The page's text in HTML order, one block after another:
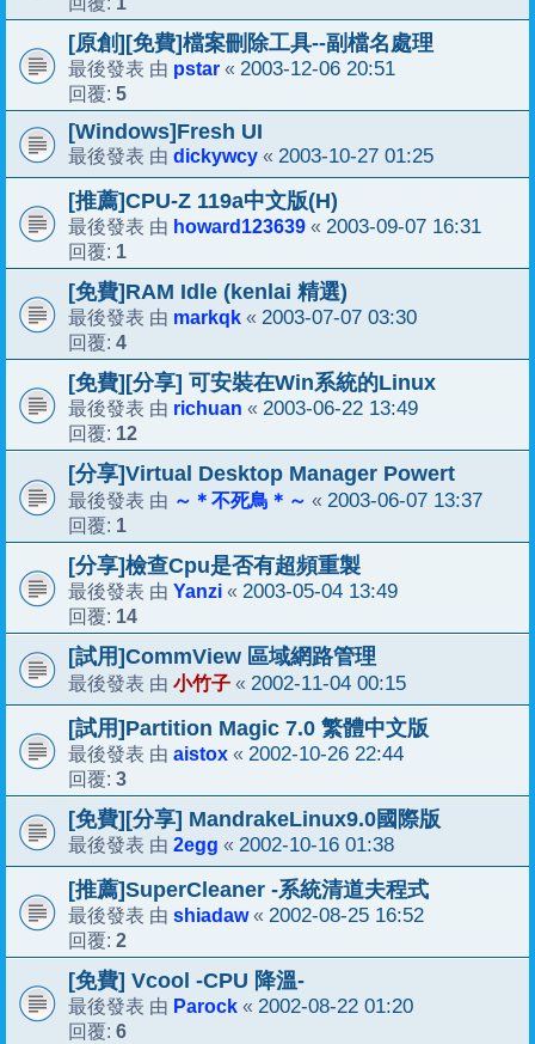
[原創][免費]檔案刪除工具--副檔名處理
最後發表 由 pstar « 2003-12-06 20:51
回覆: 5
[Windows]Fresh UI
最後發表 由 dickywcy « 2003-10-27 01:25
[推薦]CPU-Z 119a中文版(H)
最後發表 由 howard123639 « 2003-09-07 16:31
回覆: 1
[免費]RAM Idle (kenlai 精選)
最後發表 由 markqk « 2003-07-07 03:30
回覆: 4
[免費][分享] 可安裝在Win系統的Linux
最後發表 由 richuan « 2003-06-22 13:49
回覆: 12
[分享]Virtual Desktop Manager Powert
最後發表 由 ～＊不死鳥＊～ « 2003-06-07 13:37
回覆: 1
[分享]檢查Cpu是否有超頻重製
最後發表 由 Yanzi « 2003-05-04 13:49
回覆: 14
[試用]CommView 區域網路管理
最後發表 由 小竹子 « 2002-11-04 00:15
[試用]Partition Magic 7.0 繁體中文版
最後發表 由 aistox « 2002-10-26 22:44
回覆: 3
[免費][分享] MandrakeLinux9.0國際版
最後發表 由 2egg « 2002-10-16 01:38
[推薦]SuperCleaner -系統清道夫程式
最後發表 由 shiadaw« 2002-08-25 16:52
回覆: 2
[免費] Vcool -CPU 降溫-
最後發表 由 Parock « 2002-08-22 01:20
回覆: 6